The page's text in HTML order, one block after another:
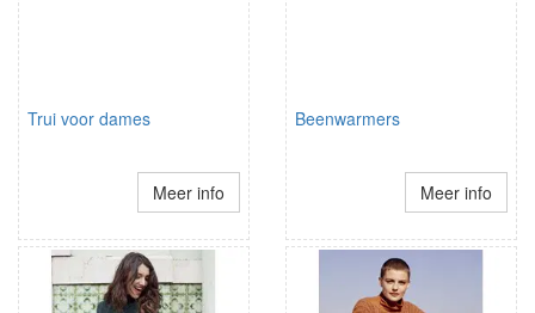
Trui voor dames
Meer info
Beenwarmers
Meer info